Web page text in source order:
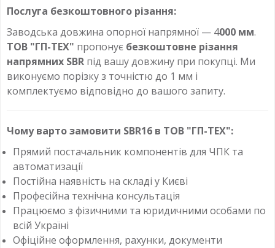
Послуга безкоштовного різання:
Заводська довжина опорної напрямної — 4000 мм.
ТОВ "ГП-ТЕХ" пропонує безкоштовне різання
напрямних SBR під вашу довжину при покупці. Ми
виконуємо порізку з точністю до 1 мм і
комплектуємо відповідно до вашого запиту.
Чому варто замовити SBR16 в ТОВ "ГП-ТЕХ":
Прямий постачальник компонентів для ЧПК та
автоматизації
Постійна наявність на складі у Києві
Професійна технічна консультація
Працюємо з фізичними та юридичними особами по
всій Україні
Офіційне оформлення, рахунки, документи